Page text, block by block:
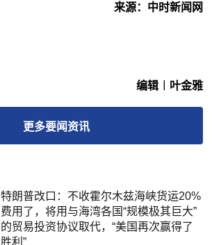
来源：中时新闻网
编辑︱叶金雅
更多要闻资讯
特朗普改口：不收霍尔木兹海峡货运20%
费用了，将用与海湾各国“规模极其巨大”
的贸易投资协议取代，“美国再次赢得了
胜利”